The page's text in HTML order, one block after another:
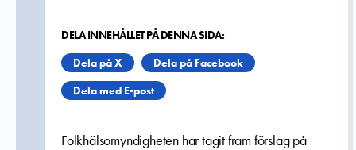
DELA INNEHÅLLET PÅ DENNA SIDA:
Dela på X
Dela på Facebook
Dela med E-post
Folkhälsomyndigheten har tagit fram förslag på